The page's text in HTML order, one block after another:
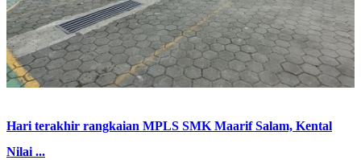
Hari terakhir rangkaian MPLS SMK Maarif Salam, Kental
Nilai ...